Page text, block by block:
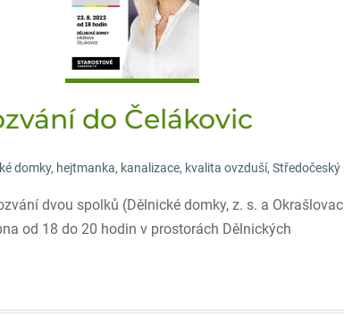
do Čelákovic
domky, hejtmanka, kanalizace, kvalita ovzduší, Středočeský
dvou spolků (Dělnické domky, z. s. a
od 18 do 20 hodin v prostorách Dělnických